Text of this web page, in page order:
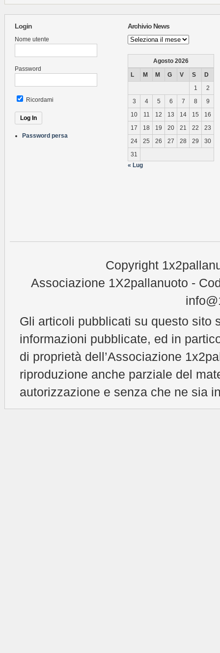
Login
Nome utente
Password
Ricordami
Password persa
Archivio News
Archivio
News
Agosto 2026
L
M M G V S
D
1
2
3
4 5 6 7 8
9
10
11 12 13 14 15
16
17
18 19 20 21 22
23
24
25 26 27 28 29
30
31
« Lug
Copyright
Associazione 1X2pallanuoto -
Gli articoli pubblicati su questo sito
informazioni pubblicate, ed in
di proprietà dell’Associazione
riproduzione anche parziale del
autorizzazione e senza che ne sia